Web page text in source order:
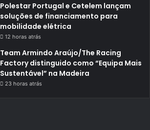
Polestar Portugal e Cetelem lançam
soluções de financiamento para
mobilidade elétrica
12 horas atrás
Team Armindo Araújo/The Racing
Factory distinguido como “Equipa Mais
Sustentável” na Madeira
23 horas atrás